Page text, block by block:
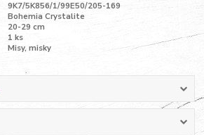
9K7/5K856/1/99E50/205-169
Bohemia Crystalite
20-29 cm
1 ks
Misy, misky